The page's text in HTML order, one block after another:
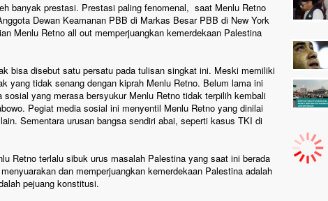
banyak prestasi. Prestasi paling fenomenal, saat Menlu Retno
Dewan Keamanan PBB di Markas Besar PBB di New York
Menlu Retno all out memperjuangkan kemerdekaan Palestina
bisa disebut satu persatu pada tulisan singkat ini. Meski memiliki
yang tidak senang dengan kiprah Menlu Retno. Belum lama ini
yang merasa bersyukur Menlu Retno tidak terpilih kembali
Pegiat media sosial ini menyentil Menlu Retno yang dinilai
Sementara urusan bangsa sendiri abai, seperti kasus TKI di
Retno terlalu sibuk urus masalah Palestina yang saat ini berada
dan memperjuangkan kemerdekaan Palestina adalah
pejuang konstitusi.